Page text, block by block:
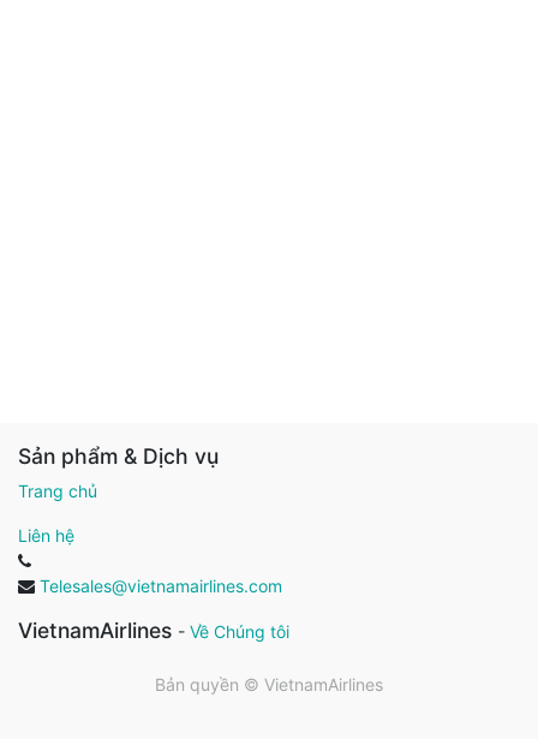
Sản phẩm & Dịch vụ
Trang chủ
Liên hệ
Telesales@vietnamairlines.com
VietnamAirlines - Về Chúng tôi
Bản quyền © VietnamAirlines